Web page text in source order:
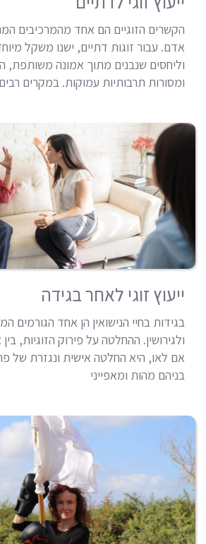
הקשרים הזוגיים הם אחד מהמרכיבים
אדם. עבור זוגות דתיים, ישנו משקל
וליחסים שנבנים מתוך אמונה משותפת,
ומסורות תרבותיות עמוקות. במקרים
ייעוץ זוגי לאחר בגידה
בגידות בחיי הנישואין הן אחד הגורמים
ולגירושין. ההחלטה על פירוק הזוגיות, בין
אם לאו, היא החלטה אישית ונגזרת של
בניהם מהות ומאפייני